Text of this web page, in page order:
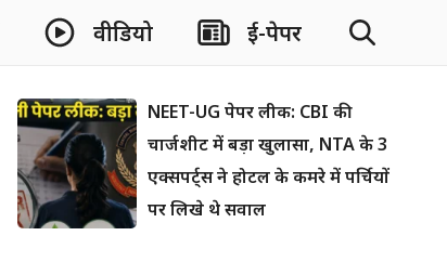
वीडियो ई-पेपर
NEET-UG पेपर लीक: CBI की
चार्जशीट में बड़ा खुलासा, NTA के 3
एक्सपर्ट्स ने होटल के कमरे में पर्चियों
पर लिखे थे सवाल